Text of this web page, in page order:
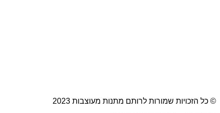
© כל הזכויות שמורות לרותם מתנות מעוצבות 2023